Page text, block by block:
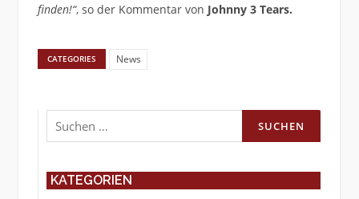
finden!“, so der Kommentar von Johnny 3 Tears.
CATEGORIES News
Suchen
nach:
KATEGORIEN